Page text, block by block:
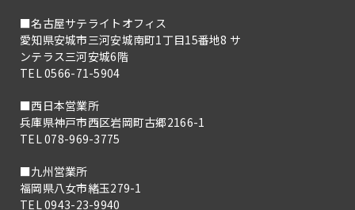
■名古屋サテライトオフィス
愛知県安城市三河安城南町1丁目15番地8 サ
ンテラス三河安城6階
TEL 0566-71-5904
■西日本営業所
兵庫県神戸市西区岩岡町古郷2166-1
TEL 078-969-3775
■九州営業所
福岡県八女市緒玉279-1
TEL 0943-23-9940